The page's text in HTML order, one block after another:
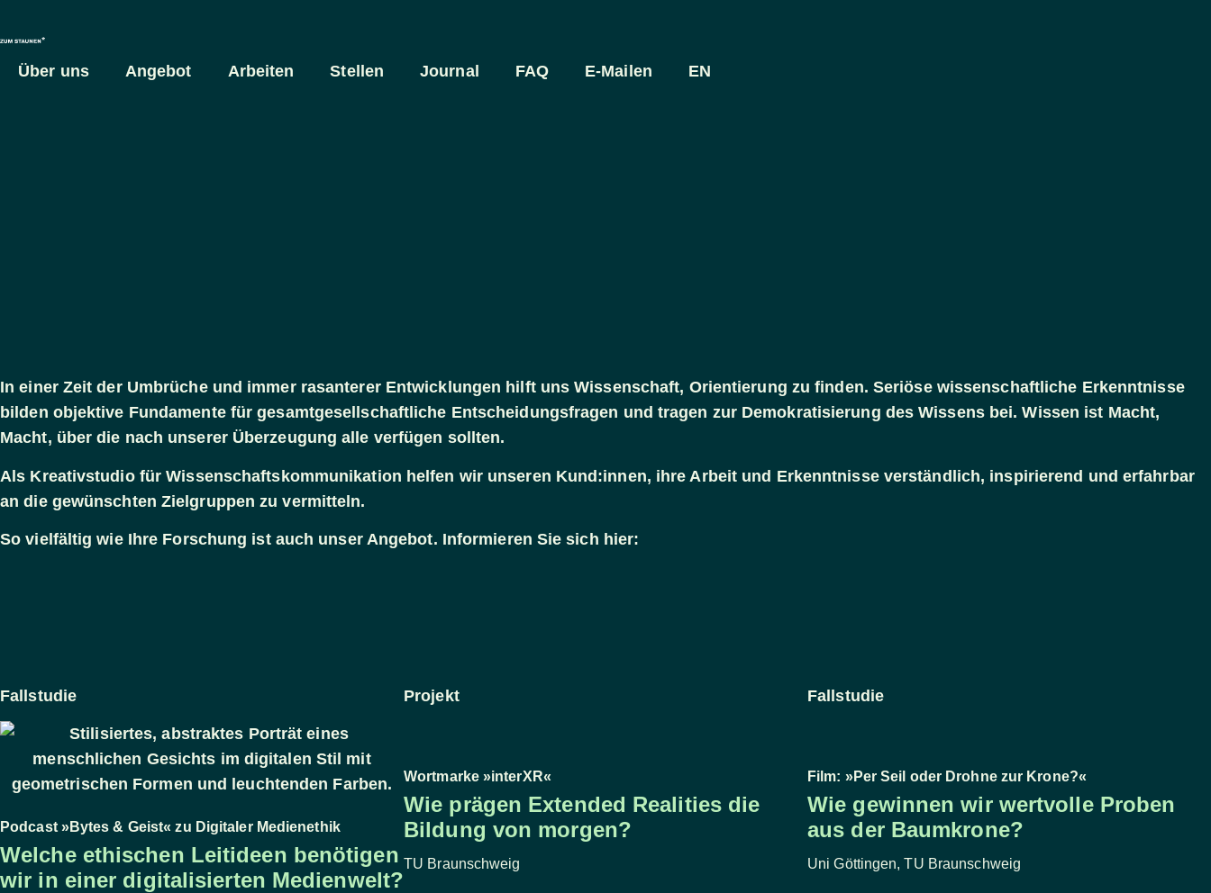
Über uns Angebot Arbeiten Stellen Journal FAQ E-Mailen EN
In einer Zeit der Umbrüche und immer rasanterer Entwicklungen hilft uns Wissenschaft, Orientierung zu finden. Seriöse wissenschaftliche Erkenntnisse
bilden objektive Fundamente für gesamtgesellschaftliche Entscheidungsfragen und tragen zur Demokratisierung des Wissens bei. Wissen ist Macht,
Macht, über die nach unserer Überzeugung alle verfügen sollten.
Als Kreativstudio für Wissenschaftskommunikation helfen wir unseren Kund:innen, ihre Arbeit und Erkenntnisse verständlich, inspirierend und erfahrbar
an die gewünschten Zielgruppen zu vermitteln.
So vielfältig wie Ihre Forschung ist auch unser Angebot. Informieren Sie sich hier:
Fallstudie
Podcast »Bytes & Geist« zu Digitaler Medienethik
Welche ethischen Leitideen benötigen
wir in einer digitalisierten Medienwelt?​
Projekt
Wortmarke »interXR«
Wie prägen Extended Realities die
Bildung von morgen?
TU Braunschweig
Fallstudie
Film: »Per Seil oder Drohne zur Krone?«
Wie gewinnen wir wertvolle Proben
aus der Baumkrone?
Uni Göttingen, TU Braunschweig